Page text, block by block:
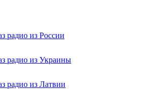
радио из России
радио из Украины
радио из Латвии